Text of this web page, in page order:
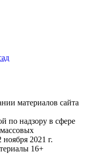
материалов сайта
по надзору в сфере
2021 г.
16+